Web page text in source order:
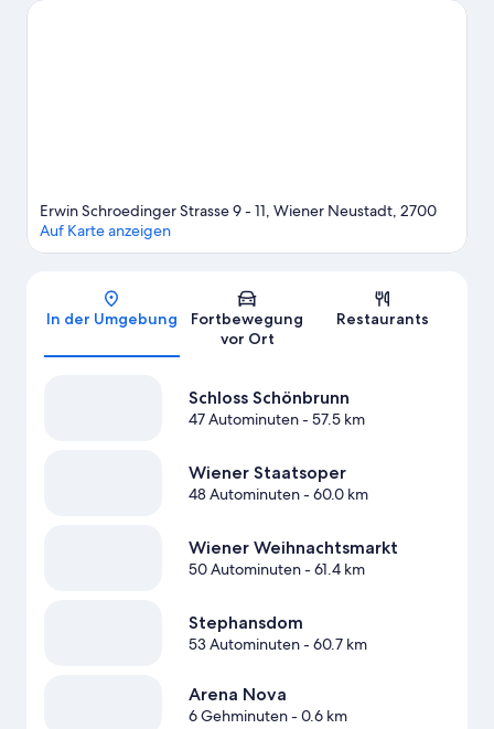
St. Peter an der Sperr Museum und Erlacher Heimatmuseum.
Karte
Erwin Schroedinger Strasse 9 - 11, Wiener Neustadt, 2700
Auf Karte anzeigen
In der Umgebung
Fortbewegung
vor Ort
Restaurants
Schloss Schönbrunn
47 Autominuten- 57.5 km
Wiener Staatsoper
48 Autominuten- 60.0 km
Wiener Weihnachtsmarkt
50 Autominuten- 61.4 km
Stephansdom
53 Autominuten- 60.7 km
Arena Nova
6 Gehminuten- 0.6 km